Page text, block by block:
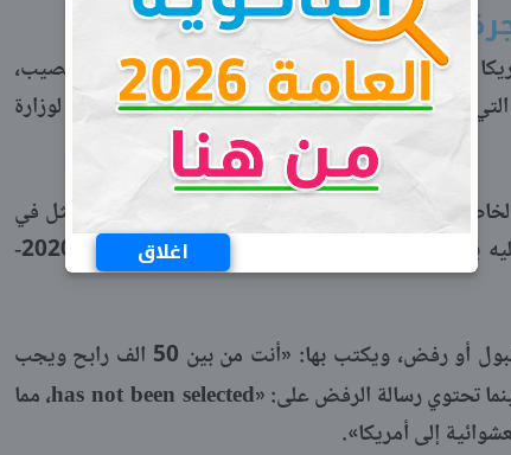
اغلاق
لأمريكا 2021
أسماء الفائزين بقرعة الهجرة العشوائية لأمريكا 2021، يمكن التعرف عليها عقب الإعلان عن اليانصيب،
نوضحها في السطور التالية عبر الموقع الإلكتروني لوزارة
بوزارة الخارجية، وحفظ جميع بياناته، والتي تتمثل في
الاسم وتاريخ الميلاد والرقم تم الحصول عليه بعد النجاح في تسجيل الهجرة العشوائية لأمريكا 2020-
بعد ذلك يظهر للمتقدم رسالتين، أما رسالة قبول أو رفض، ويكتب بها: «أنت من بين 50 الف رابح ويجب
تحتوي رسالة الرفض على: «has not been selected، مما
إلى أمريكا».